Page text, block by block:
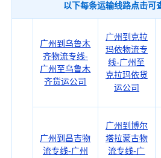
以下每条运输线路点击可
广州到乌鲁木
齐物流专线-
广州至乌鲁木
齐货运公司
广州到克拉
玛依物流专
线-广州至
克拉玛依货
运公司
广州到昌吉物
流专线-广州
广州到博尔
塔拉蒙古物
流专线-广